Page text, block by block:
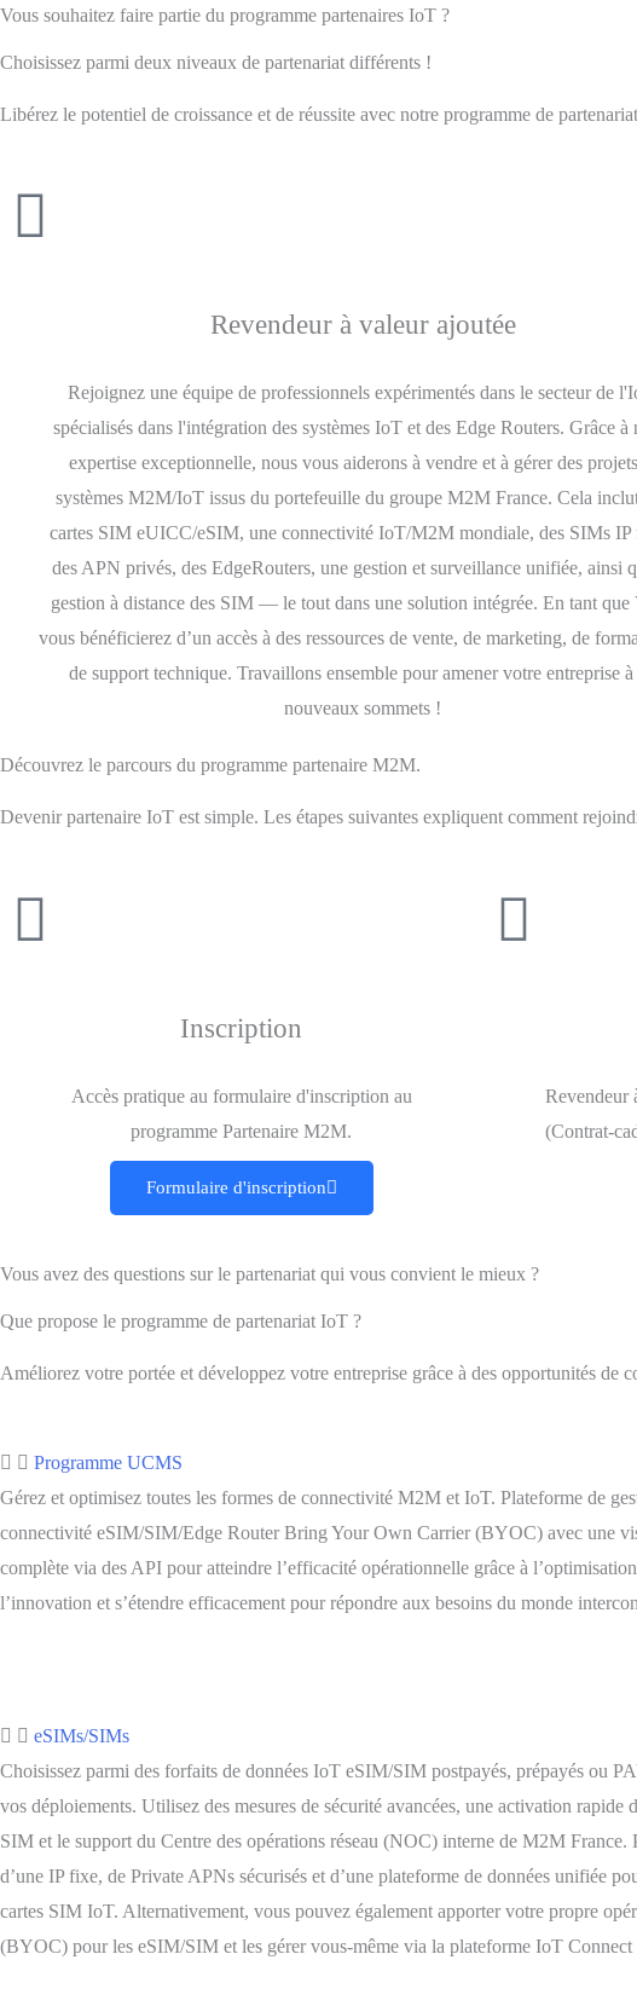
Vous souhaitez faire partie du programme partenaires IoT ?
Choisissez parmi deux niveaux de partenariat différents !
Libérez le potentiel de croissance et de réussite avec notre programme de
Revendeur à valeur ajoutée
Rejoignez une équipe de professionnels expérimentés dans le secteur de
spécialisés dans l'intégration des systèmes IoT et des Edge Routers. Grâce à
expertise exceptionnelle, nous vous aiderons à vendre et à gérer des
systèmes M2M/IoT issus du portefeuille du groupe M2M France. Cela
cartes SIM eUICC/eSIM, une connectivité IoT/M2M mondiale, des SIMs IP
des APN privés, des EdgeRouters, une gestion et surveillance unifiée, ainsi
gestion à distance des SIM — le tout dans une solution intégrée. En tant que
vous bénéficierez d’un accès à des ressources de vente, de marketing, de
de support technique. Travaillons ensemble pour amener votre entreprise à
nouveaux sommets !
Découvrez le parcours du programme partenaire M2M.
Devenir partenaire IoT est simple. Les étapes suivantes expliquent comment
Inscription
Accès pratique au formulaire d'inscription au
programme Partenaire M2M.
Formulaire d'inscription
Revendeur
(Contrat-
Vous avez des questions sur le partenariat qui vous convient le mieux ?
Que propose le programme de partenariat IoT ?
Améliorez votre portée et développez votre entreprise grâce à des opportunités de
Programme UCMS
Gérez et optimisez toutes les formes de connectivité M2M et IoT. Plateforme de
connectivité eSIM/SIM/Edge Router Bring Your Own Carrier (BYOC) avec une
complète via des API pour atteindre l’efficacité opérationnelle grâce à
l’innovation et s’étendre efficacement pour répondre aux besoins du monde
eSIMs/SIMs
Choisissez parmi des forfaits de données IoT eSIM/SIM postpayés, prépayés ou
vos déploiements. Utilisez des mesures de sécurité avancées, une activation rapide
SIM et le support du Centre des opérations réseau (NOC) interne de M2M France.
d’une IP fixe, de Private APNs sécurisés et d’une plateforme de données unifiée
cartes SIM IoT. Alternativement, vous pouvez également apporter votre propre
(BYOC) pour les eSIM/SIM et les gérer vous-même via la plateforme IoT